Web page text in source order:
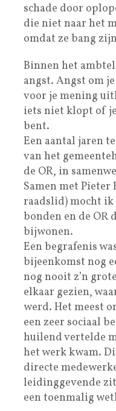
schade door
die niet naar het
omdat ze bang
Binnen het
angst. Angst om
voor je mening
iets niet klopt of
bent.
Een aantal jaren
van het
de OR, in
Samen met Pieter
raadslid) mocht
bonden en de OR
bijwonen.
Een begrafenis
bijeenkomst nog
nog nooit z’n
elkaar gezien,
werd. Het meest
een zeer sociaal
huilend vertelde
het werk kwam.
directe
leidinggevende
een toenmalig